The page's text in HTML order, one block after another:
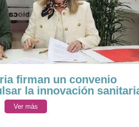
firman un convenio
la innovación
Ver más